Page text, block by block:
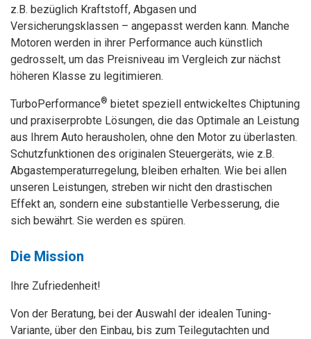
z.B. bezüglich Kraftstoff, Abgasen und
Versicherungsklassen – angepasst werden kann. Manche
Motoren werden in ihrer Performance auch künstlich
gedrosselt, um das Preisniveau im Vergleich zur nächst
höheren Klasse zu legitimieren.
TurboPerformance® bietet speziell entwickeltes Chiptuning
und praxiserprobte Lösungen, die das Optimale an Leistung
aus Ihrem Auto herausholen, ohne den Motor zu überlasten.
Schutzfunktionen des originalen Steuergeräts, wie z.B.
Abgastemperaturregelung, bleiben erhalten. Wie bei allen
unseren Leistungen, streben wir nicht den drastischen
Effekt an, sondern eine substantielle Verbesserung, die
sich bewährt. Sie werden es spüren.
Die Mission
Ihre Zufriedenheit!
Von der Beratung, bei der Auswahl der idealen Tuning-
Variante, über den Einbau, bis zum Teilegutachten und